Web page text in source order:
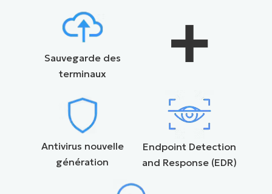
Sauvegarde des
terminaux
+
Antivirus nouvelle
génération
Endpoint Detection
and Response (EDR)